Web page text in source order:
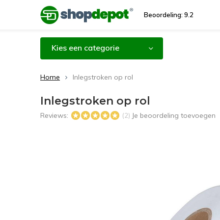
Beoordeling: 9.2
Kies een categorie
Home Inlegstroken op rol
Inlegstroken op rol
Reviews: (2) Je beoordeling toevoegen